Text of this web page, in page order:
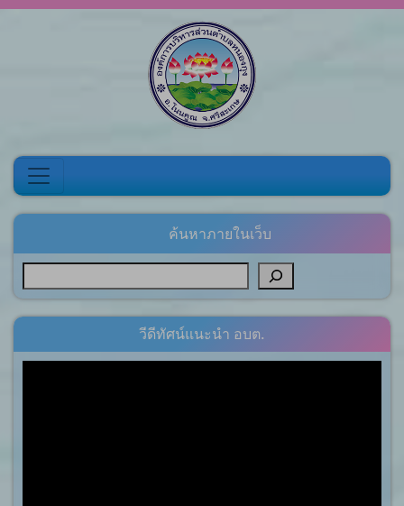
ค้นหาภายในเว็บ
วีดีทัศน์แนะนำ อบต.